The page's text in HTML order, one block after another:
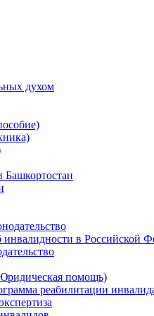
духом
Башкортостан
в Российской
помощь)
реабилитации